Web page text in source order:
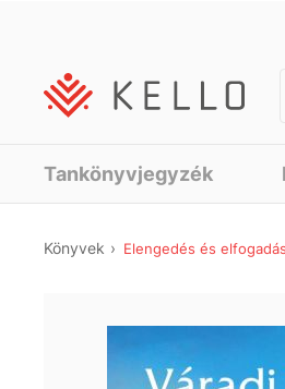
Tankönyvjegyzék
Könyvek Elengedés és